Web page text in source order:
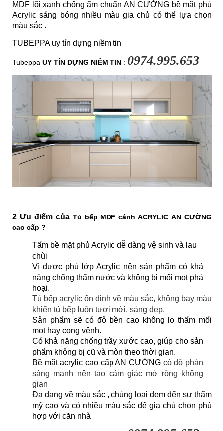
MDF lõi xanh chống ẩm chuẩn AN CƯỜNG bề mặt phủ
Acrylic sáng bóng nhiều màu gia chủ có thể lựa chọn
màu sắc .
TUBEPPA uy tín dựng niềm tin
Tubeppa UY TÍN DỰNG NIỀM TIN : 0974.995.653
2 Ưu điểm của Tủ bếp MDF cánh ACRYLICAN CƯỜNG
cao cấp ?
Tấm bề mặt phủ Acrylic dễ dàng vệ sinh và lau
chùi
Vì được phủ lớp Acrylic nên sản phẩm có khả
năng chống thấm nước và không bị mối mọt phá
hoại.
Tủ bếp acrylic ổn định về màu sắc, không bay màu
khiến tủ bếp luôn tươi mới, sáng đẹp.
Sản phẩm sẽ có độ bền cao không lo thấm mối
mọt hay cong vênh.
Có khả năng chống trầy xước cao, giúp cho sản
phẩm không bị cũ và mòn theo thời gian.
Bề mặt acrylic cao cấp AN CƯỜNG có độ phản
sáng mạnh nên tạo cảm giác mở rộng không
gian
Đa dạng về màu sắc , chủng loại đem đến sự thẩm
mỹ cao và có nhiều màu sắc để gia chủ chọn phù
hợp với căn nhà